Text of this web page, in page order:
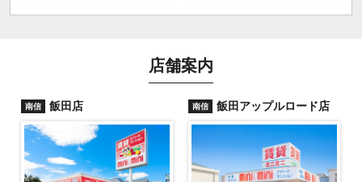
店舗案内
南信 飯田店 南信 飯田アップルロード店